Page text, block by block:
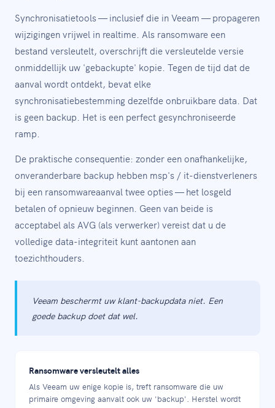
Synchronisatietools — inclusief die in Veeam — propageren
wijzigingen vrijwel in realtime. Als ransomware een
bestand versleutelt, overschrijft die versleutelde versie
onmiddellijk uw 'gebackupte' kopie. Tegen de tijd dat de
aanval wordt ontdekt, bevat elke
synchronisatiebestemming dezelfde onbruikbare data. Dat
is geen backup. Het is een perfect gesynchroniseerde
ramp.
De praktische consequentie: zonder een onafhankelijke,
onveranderbare backup hebben msp's / it-dienstverleners
bij een ransomwareaanval twee opties — het losgeld
betalen of opnieuw beginnen. Geen van beide is
acceptabel als AVG (als verwerker) vereist dat u de
volledige data-integriteit kunt aantonen aan
toezichthouders.
Veeam beschermt uw klant-backupdata niet. Een
goede backup doet dat wel.
Ransomware versleutelt alles
Als Veeam uw enige kopie is, treft ransomware die uw
primaire omgeving aanvalt ook uw 'backup'. Herstel wordt